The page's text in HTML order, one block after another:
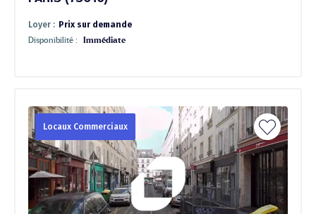
Loyer : Prix sur demande
Disponibilité : Immédiate
Locaux Commerciaux